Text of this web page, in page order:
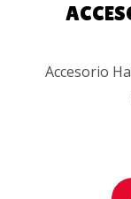
Accesorio